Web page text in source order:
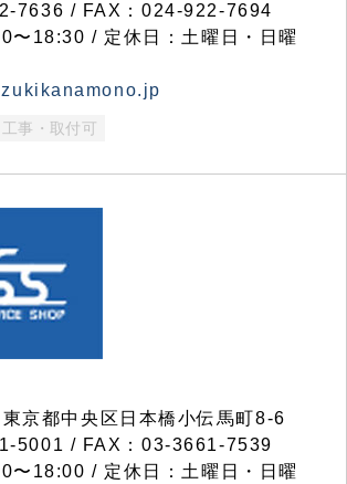
7636 / FAX：024-922-7694
〜18:30 / 定休日：土曜日・日曜
工事・取付可
京都中央区日本橋小伝馬町8-6
5001 / FAX：03-3661-7539
〜18:00 / 定休日：土曜日・日曜